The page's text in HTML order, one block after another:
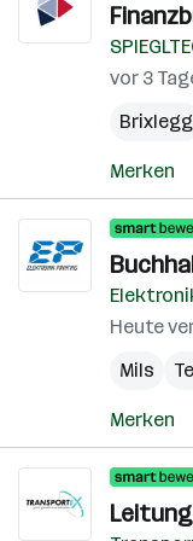
vor 3
Brixlegg
Merken
Heute
Mils
Merken